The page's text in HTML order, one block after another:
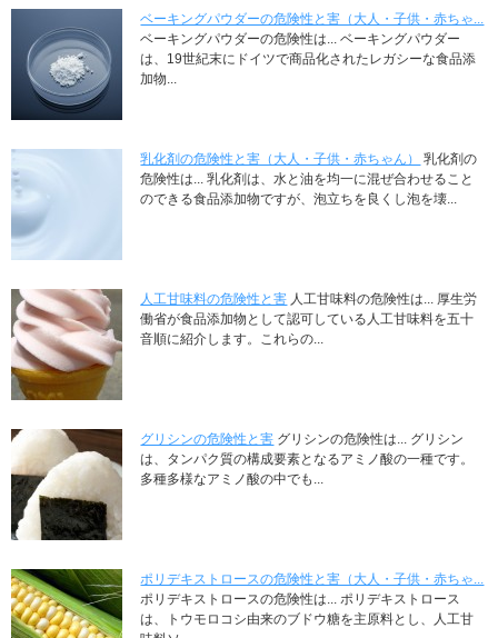
ベーキングパウダーの危険性と害（大人・子供・赤ちゃ...
ベーキングパウダーの危険性は... ベーキングパウダー
は、19世紀末にドイツで商品化されたレガシーな食品添
加物...
乳化剤の危険性と害（大人・子供・赤ちゃん）
乳化剤の
危険性は... 乳化剤は、水と油を均一に混ぜ合わせること
のできる食品添加物ですが、泡立ちを良くし泡を壊...
人工甘味料の危険性と害 人工甘味料の危険性は... 厚生労
働省が食品添加物として認可している人工甘味料を五十
音順に紹介します。これらの...
グリシンの危険性と害 グリシンの危険性は... グリシン
は、タンパク質の構成要素となるアミノ酸の一種です。
多種多様なアミノ酸の中でも...
ポリデキストロースの危険性と害（大人・子供・赤ちゃ...
ポリデキストロースの危険性は... ポリデキストロース
は、トウモロコシ由来のブドウ糖を主原料とし、人工甘